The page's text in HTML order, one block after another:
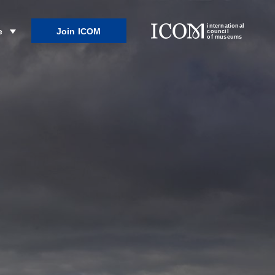
Join ICOM
international
council
of museums